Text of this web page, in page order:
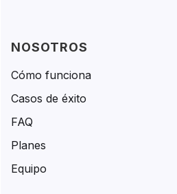
NOSOTROS
Cómo funciona
Casos de éxito
FAQ
Planes
Equipo